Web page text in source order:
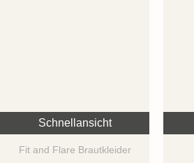
Schnellansicht
Fit and Flare Brautkleider